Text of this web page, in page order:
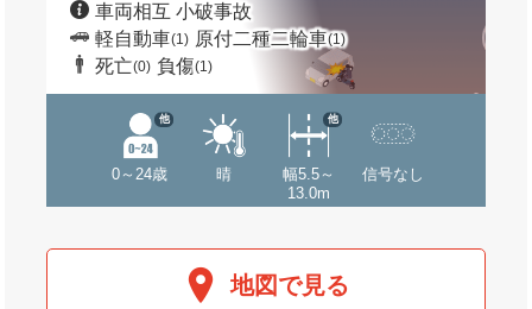
車両相互 小破事故
軽自動車(1) 原付二種二輪車(1)
死亡(0) 負傷(1)
0～24歳
他
晴
幅5.5～
13.0m
他
信号なし
地図で見る